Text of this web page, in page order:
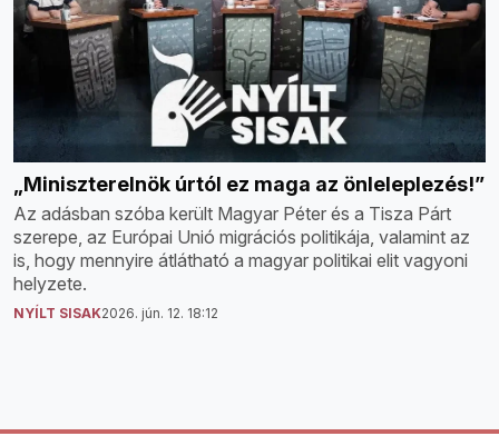
„Miniszterelnök úrtól ez maga az önleleplezés!”
Az adásban szóba került Magyar Péter és a Tisza Párt
szerepe, az Európai Unió migrációs politikája, valamint az
is, hogy mennyire átlátható a magyar politikai elit vagyoni
helyzete.
NYÍLT SISAK2026. jún. 12. 18:12